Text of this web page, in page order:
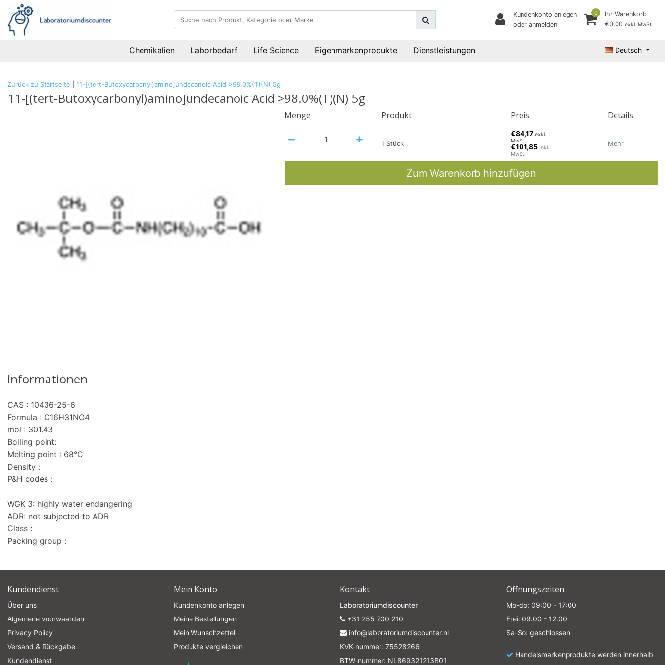
Kundenkonto anlegen
oder anmelden
0
Ihr Warenkorb
€0,00 exkl. MwSt.
Chemikalien Laborbedarf Life Science Eigenmarkenprodukte Dienstleistungen Deutsch
Zurück zu Startseite 11-[(tert-Butoxycarbonyl)amino]undecanoic Acid >98.0%(T)(N) 5g
11-[(tert-Butoxycarbonyl)amino]undecanoic Acid >98.0%(T)(N) 5g
Menge Produkt Preis Details
1 Stück
€84,17exkl.
MwSt.
€101,85 Inkl.
MwSt.
Mehr
Zum Warenkorb hinzufügen
Informationen
CAS : 10436-25-6
Formula : C16H31NO4
mol : 301.43
Boiling point:
Melting point : 68°C
Density :
P&H codes :
WGK 3: highly water endangering
ADR: not subjected to ADR
Class :
Packing group :
Kundendienst
Über uns
Algemene voorwaarden
Privacy Policy
Versand & Rückgabe
Kundendienst
Mein Konto
Kundenkonto anlegen
Meine Bestellungen
Mein Wunschzettel
Produkte vergleichen
Kontakt
Laboratoriumdiscounter
+31 255 700 210
info@laboratoriumdiscounter.nl
KVK-nummer: 75528266
BTW-nummer: NL869321213B01
Öffnungszeiten
Mo-do: 09:00 - 17:00
Frei: 09:00 - 12:00
Sa-So: geschlossen
Handelsmarkenprodukte werden innerhalb